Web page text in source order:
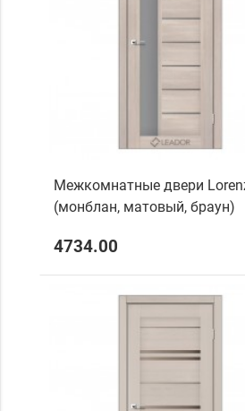
Межкомнатные двери
(монблан, матовый, браун)
4734.00